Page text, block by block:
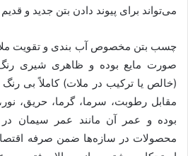
می‌تواند برای پیوند دادن بتن جدید و
صورت مایع بوده و ظاهری شیری
(خالص یا ترکیب در ملات) کاملاً بی
مقابل رطوبت، سرما، گرما، حریق‌،
بوده و عمر آن مانند عمر سیمان
محصولات در سازه‌ها ضمن صرفه